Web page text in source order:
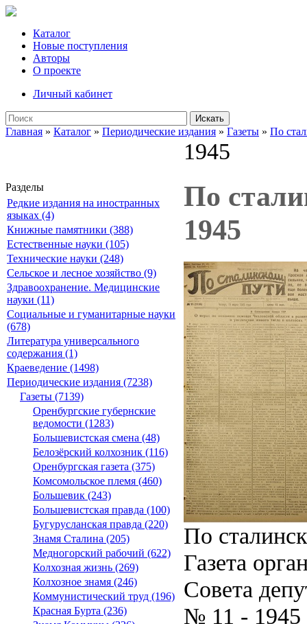
Каталог
Новые поступления
Авторы
О проекте
Личный кабинет
Искать
Главная » Каталог » Периодические издания » Газеты » По
Разделы
Редкие издания на иностранных
языках (4)
Книжные памятники (388)
Естественные науки (105)
Технические науки (248)
Сельское и лесное хозяйство (9)
Здравоохранение. Медицинские
науки (11)
Социальные и гуманитарные науки
(678)
Литература универсального
содержания (1)
Краеведение (1498)
Периодические издания (7238)
Газеты (7139)
Оренбургские губернские
ведомости (1283)
Большевистская смена (48)
Белозёрский колхозник (116)
Оренбургская газета (375)
Комсомольское племя (460)
Большевик (243)
Большевистская правда (100)
Бугурусланская правда (220)
Знамя Сталина (205)
Медногорский рабочий (622)
Колхозная жизнь (269)
Колхозное знамя (246)
Коммунистический труд (196)
Красная Бурта (236)
1945
По
1945
По
Газета
Совета
№ 11 - 1945